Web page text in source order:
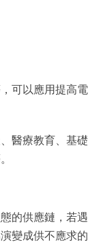
可以應用提高電
醫療教育、基礎
的供應鏈，若遇
變成供不應求的